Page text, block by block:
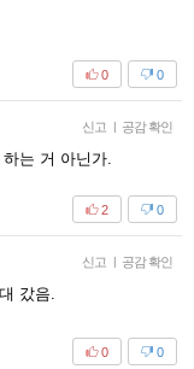
0
0
신고 | 공감 확인
는 거 아닌가.
0
2
신고 | 공감 확인
갔음.
0
0